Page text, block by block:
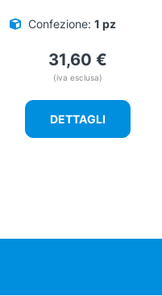
Confezione: 1 pz
31,60 €
(iva esclusa)
DETTAGLI